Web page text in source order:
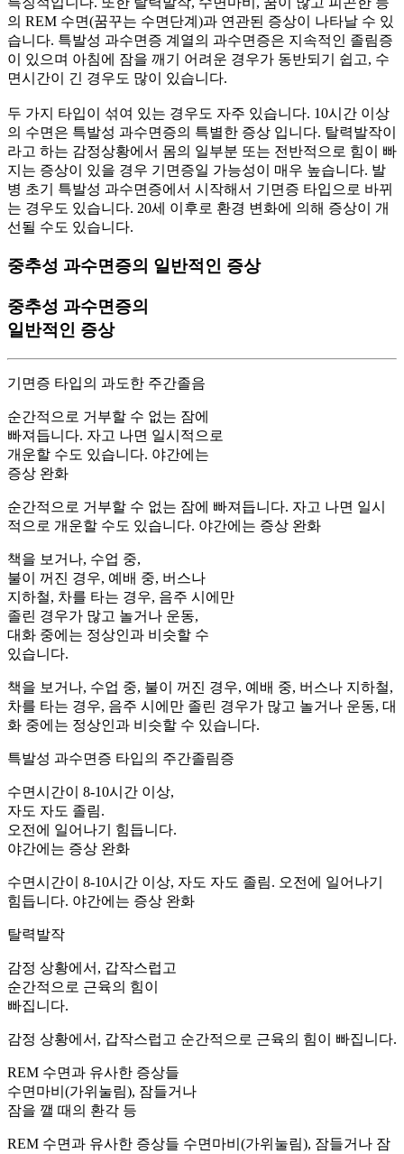
의 REM 수면(꿈꾸는 수면단계)과 연관된 증상이 나타날 수 있
습니다. 특발성 과수면증 계열의 과수면증은 지속적인 졸림증
이 있으며 아침에 잠을 깨기 어려운 경우가 동반되기 쉽고, 수
면시간이 긴 경우도 많이 있습니다.
두 가지 타입이 섞여 있는 경우도 자주 있습니다. 10시간 이상
의 수면은 특발성 과수면증의 특별한 증상 입니다. 탈력발작이
라고 하는 감정상황에서 몸의 일부분 또는 전반적으로 힘이 빠
지는 증상이 있을 경우 기면증일 가능성이 매우 높습니다. 발
병 초기 특발성 과수면증에서 시작해서 기면증 타입으로 바뀌
는 경우도 있습니다. 20세 이후로 환경 변화에 의해 증상이 개
선될 수도 있습니다.
중추성 과수면증의 일반적인 증상
중추성 과수면증의
일반적인 증상
기면증 타입의 과도한 주간졸음
순간적으로 거부할 수 없는 잠에
빠져듭니다. 자고 나면 일시적으로
개운할 수도 있습니다. 야간에는
증상 완화
순간적으로 거부할 수 없는 잠에 빠져듭니다. 자고 나면 일시
적으로 개운할 수도 있습니다. 야간에는 증상 완화
책을 보거나, 수업 중,
불이 꺼진 경우, 예배 중, 버스나
지하철, 차를 타는 경우, 음주 시에만
졸린 경우가 많고 놀거나 운동,
대화 중에는 정상인과 비슷할 수
있습니다.
책을 보거나, 수업 중, 불이 꺼진 경우, 예배 중, 버스나 지하철,
차를 타는 경우, 음주 시에만 졸린 경우가 많고 놀거나 운동, 대
화 중에는 정상인과 비슷할 수 있습니다.
특발성 과수면증 타입의 주간졸림증
수면시간이 8-10시간 이상,
자도 자도 졸림.
오전에 일어나기 힘듭니다.
야간에는 증상 완화
수면시간이 8-10시간 이상, 자도 자도 졸림. 오전에 일어나기
힘듭니다. 야간에는 증상 완화
탈력발작
감정 상황에서, 갑작스럽고
순간적으로 근육의 힘이
빠집니다.
감정 상황에서, 갑작스럽고 순간적으로 근육의 힘이 빠집니다.
REM 수면과 유사한 증상들
수면마비(가위눌림), 잠들거나
잠을 깰 때의 환각 등
REM 수면과 유사한 증상들 수면마비(가위눌림), 잠들거나 잠